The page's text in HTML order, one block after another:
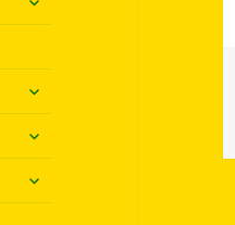
uitvouwen
submenu
uitvouwen
submenu
uitvouwen
submenu
uitvouwen